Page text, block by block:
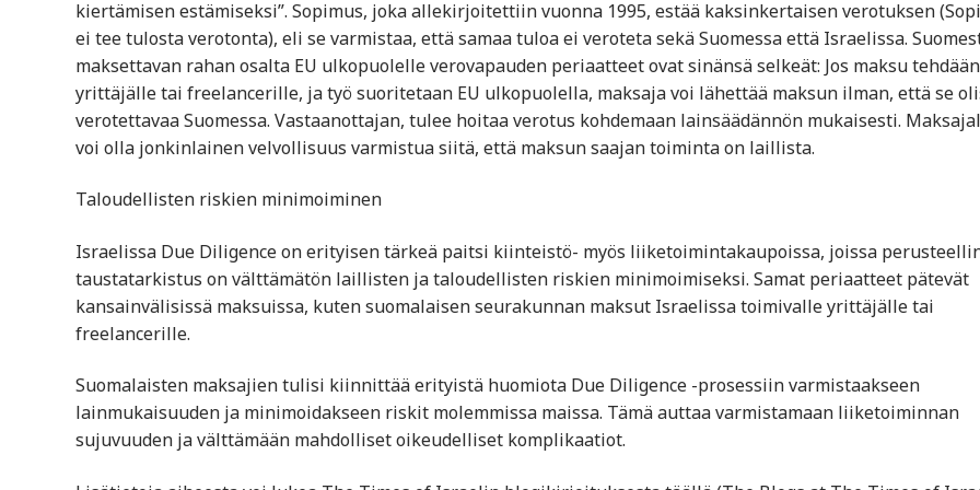
kiertämisen estämiseksi”. Sopimus, joka allekirjoitettiin vuonna 1995, estää kaksinkertaisen verotuksen
ei tee tulosta verotonta), eli se varmistaa, että samaa tuloa ei veroteta sekä Suomessa että Israelissa.
maksettavan rahan osalta EU ulkopuolelle verovapauden periaatteet ovat sinänsä selkeät: Jos maksu tehdään
yrittäjälle tai freelancerille, ja työ suoritetaan EU ulkopuolella, maksaja voi lähettää maksun ilman, että se
verotettavaa Suomessa. Vastaanottajan, tulee hoitaa verotus kohdemaan lainsäädännön mukaisesti.
voi olla jonkinlainen velvollisuus varmistua siitä, että maksun saajan toiminta on laillista.
Taloudellisten riskien minimoiminen
Israelissa Due Diligence on erityisen tärkeä paitsi kiinteistö- myös liiketoimintakaupoissa, joissa
taustatarkistus on välttämätön laillisten ja taloudellisten riskien minimoimiseksi. Samat periaatteet pätevät
kansainvälisissä maksuissa, kuten suomalaisen seurakunnan maksut Israelissa toimivalle yrittäjälle tai
freelancerille.
Suomalaisten maksajien tulisi kiinnittää erityistä huomiota Due Diligence -prosessiin varmistaakseen
lainmukaisuuden ja minimoidakseen riskit molemmissa maissa. Tämä auttaa varmistamaan liiketoiminnan
sujuvuuden ja välttämään mahdolliset oikeudelliset komplikaatiot.